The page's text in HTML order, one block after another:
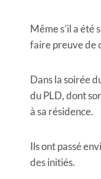
Même s’il a été
faire preuve de
Dans la soirée
du PLD, dont
à sa résidence.
Ils ont passé
des initiés.